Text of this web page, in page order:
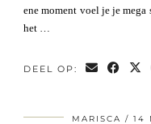
ene moment voel je je
het …
DEEL OP:
MARISCA 14